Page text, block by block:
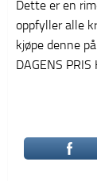
Dette er en
oppfyller alle
kjøpe denne
DAGENS PRIS